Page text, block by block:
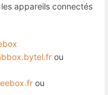
appareils connectés
ou
ou